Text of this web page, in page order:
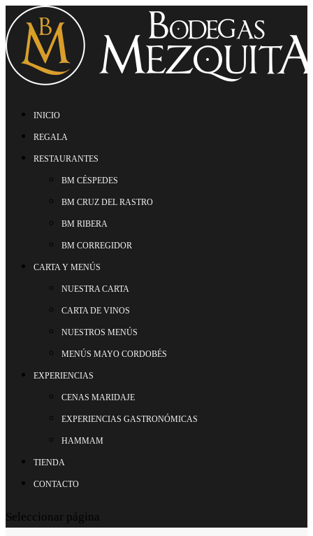
INICIO
REGALA
RESTAURANTES
BM CÉSPEDES
BM CRUZ DEL RASTRO
BM RIBERA
BM CORREGIDOR
CARTA Y MENÚS
NUESTRA CARTA
CARTA DE VINOS
NUESTROS MENÚS
MENÚS MAYO CORDOBÉS
EXPERIENCIAS
CENAS MARIDAJE
EXPERIENCIAS GASTRONÓMICAS
HAMMAM
TIENDA
CONTACTO
Seleccionar página